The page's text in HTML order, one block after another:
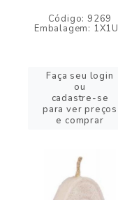
Código: 9269
Embalagem:
Faça seu login
ou
cadastre-se
para ver preços
e comprar